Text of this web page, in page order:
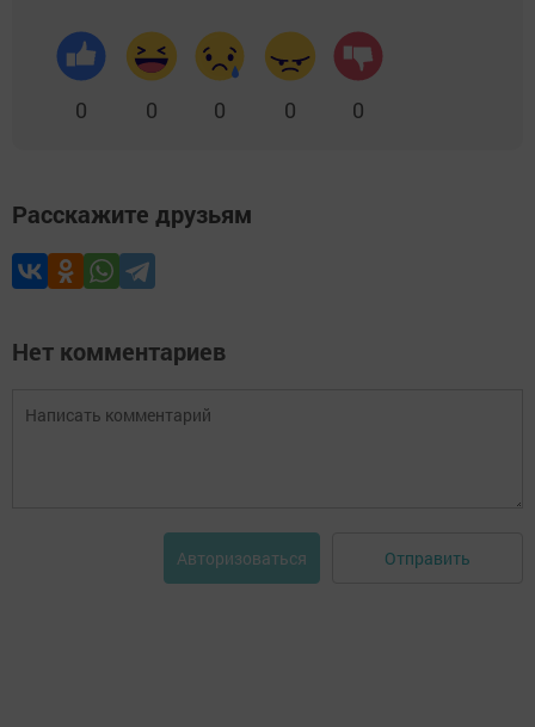
0 0 0 0 0
Расскажите друзьям
Нет комментариев
Авторизоваться Отправить